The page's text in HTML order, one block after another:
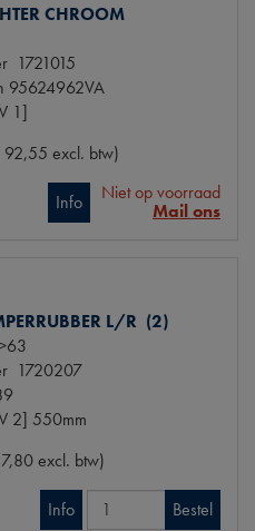
CHROOM
1721015
95624962VA
1]
92,55 excl. btw)
Info
Niet op voorraad
Mail ons
L/R (2)
1720207
2] 550mm
excl. btw)
Info Bestel